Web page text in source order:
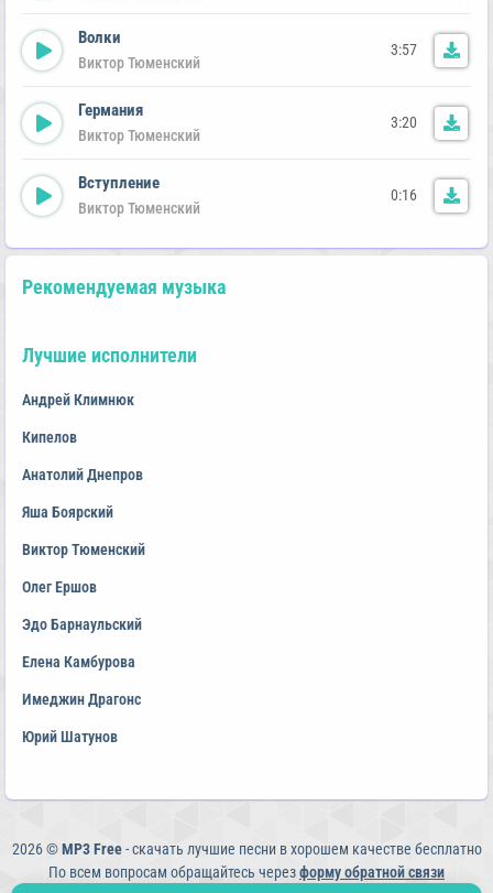
Волки
Виктор Тюменский
3:57
Германия
Виктор Тюменский
3:20
Вступление
Виктор Тюменский
0:16
Рекомендуемая музыка
Лучшие исполнители
Андрей Климнюк
Кипелов
Анатолий Днепров
Яша Боярский
Виктор Тюменский
Олег Ершов
Эдо Барнаульский
Елена Камбурова
Имеджин Драгонс
Юрий Шатунов
2026 ©MP3 Free- скачать лучшие песни в хорошем качестве бесплатно
По всем вопросам обращайтесь черезформу обратной связи